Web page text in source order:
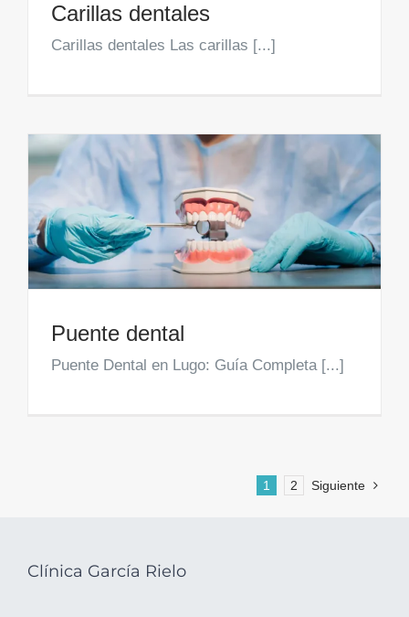
Carillas dentales
Carillas dentales Las carillas [...]
Puente dental
Puente Dental en Lugo: Guía Completa [...]
1 2 Siguiente
Clínica García Rielo